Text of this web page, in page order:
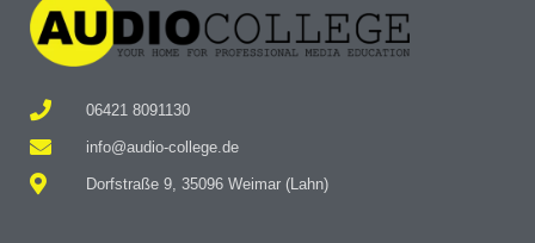
06421 8091130
info@audio-college.de
Dorfstraße 9, 35096 Weimar (Lahn)